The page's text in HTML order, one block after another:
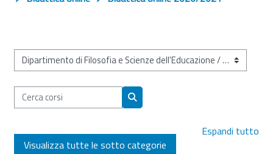
Categorie di corso
Cerca corsi
Cerca corsi
Espandi tutto
Visualizza tutte le sotto categorie